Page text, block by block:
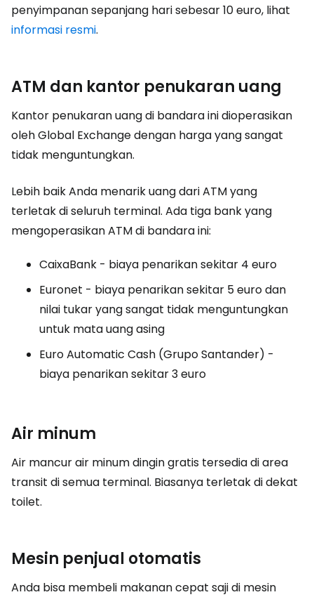
penyimpanan sepanjang hari sebesar 10 euro, lihat
informasi resmi.
ATM dan kantor penukaran uang
Kantor penukaran uang di bandara ini dioperasikan
oleh Global Exchange dengan harga yang sangat
tidak menguntungkan.
Lebih baik Anda menarik uang dari ATM yang
terletak di seluruh terminal. Ada tiga bank yang
mengoperasikan ATM di bandara ini:
CaixaBank - biaya penarikan sekitar 4 euro
Euronet - biaya penarikan sekitar 5 euro dan
nilai tukar yang sangat tidak menguntungkan
untuk mata uang asing
Euro Automatic Cash (Grupo Santander) -
biaya penarikan sekitar 3 euro
Air minum
Air mancur air minum dingin gratis tersedia di area
transit di semua terminal. Biasanya terletak di dekat
toilet.
Mesin penjual otomatis
Anda bisa membeli makanan cepat saji di mesin